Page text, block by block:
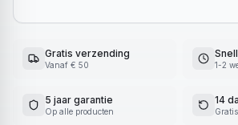
Gratis verzending
Vanaf € 50 1-2
5 jaar garantie
Op alle producten
14